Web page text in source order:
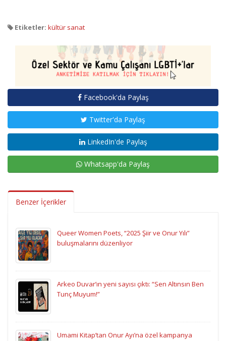
Etiketler: kültür sanat
Facebook'da Paylaş
Twitter'da Paylaş
LinkedIn'de Paylaş
Whatsapp'da Paylaş
Benzer İçerikler
Queer Women Poets, “2025 Şiir ve Onur Yılı”
buluşmalarını düzenliyor
Arkeo Duvar’ın yeni sayısı çıktı: “Sen Altınsın Ben
Tunç Muyum!”
Umami Kitap’tan Onur Ayı’na özel kampanya